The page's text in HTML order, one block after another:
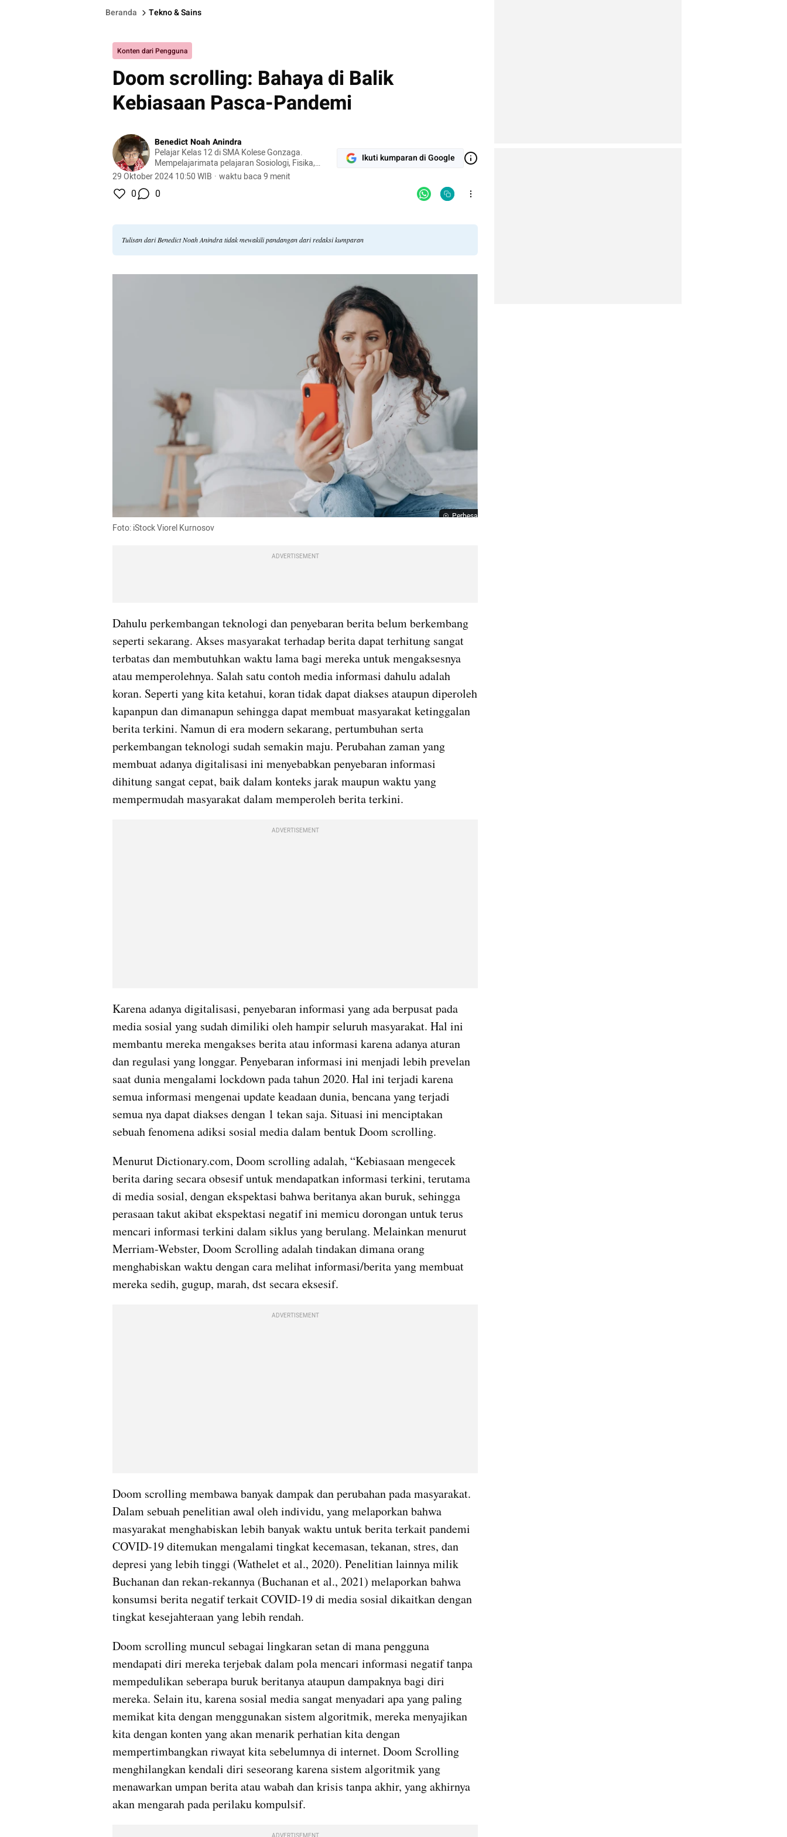
Beranda Tekno & Sains
Konten dari Pengguna
Doom scrolling: Bahaya di Balik
Kebiasaan Pasca-Pandemi
Benedict Noah Anindra
Pelajar Kelas 12 di SMA Kolese Gonzaga.
Mempelajarimata pelajaran Sosiologi, Fisika,
Bahasa Inggris, dan Bahasa Jepang.
29 Oktober 2024 10:50 WIB · waktu baca 9 menit
Ikuti kumparan di Google
0 0
Tulisan dari Benedict Noah Anindra tidak mewakili pandangan dari redaksi kumparan
Perbesar
Foto: iStock Viorel Kurnosov
ADVERTISEMENT
Dahulu perkembangan teknologi dan penyebaran berita belum berkembang
seperti sekarang. Akses masyarakat terhadap berita dapat terhitung sangat
terbatas dan membutuhkan waktu lama bagi mereka untuk mengaksesnya
atau memperolehnya. Salah satu contoh media informasi dahulu adalah
koran. Seperti yang kita ketahui, koran tidak dapat diakses ataupun diperoleh
kapanpun dan dimanapun sehingga dapat membuat masyarakat ketinggalan
berita terkini. Namun di era modern sekarang, pertumbuhan serta
perkembangan teknologi sudah semakin maju. Perubahan zaman yang
membuat adanya digitalisasi ini menyebabkan penyebaran informasi
dihitung sangat cepat, baik dalam konteks jarak maupun waktu yang
mempermudah masyarakat dalam memperoleh berita terkini.
ADVERTISEMENT
Karena adanya digitalisasi, penyebaran informasi yang ada berpusat pada
media sosial yang sudah dimiliki oleh hampir seluruh masyarakat. Hal ini
membantu mereka mengakses berita atau informasi karena adanya aturan
dan regulasi yang longgar. Penyebaran informasi ini menjadi lebih prevelan
saat dunia mengalami lockdown pada tahun 2020. Hal ini terjadi karena
semua informasi mengenai update keadaan dunia, bencana yang terjadi
semua nya dapat diakses dengan 1 tekan saja. Situasi ini menciptakan
sebuah fenomena adiksi sosial media dalam bentuk Doom scrolling.
Menurut Dictionary.com, Doom scrolling adalah, “Kebiasaan mengecek
berita daring secara obsesif untuk mendapatkan informasi terkini, terutama
di media sosial, dengan ekspektasi bahwa beritanya akan buruk, sehingga
perasaan takut akibat ekspektasi negatif ini memicu dorongan untuk terus
mencari informasi terkini dalam siklus yang berulang. Melainkan menurut
Merriam-Webster, Doom Scrolling adalah tindakan dimana orang
menghabiskan waktu dengan cara melihat informasi/berita yang membuat
mereka sedih, gugup, marah, dst secara eksesif.
ADVERTISEMENT
Doom scrolling membawa banyak dampak dan perubahan pada masyarakat.
Dalam sebuah penelitian awal oleh individu, yang melaporkan bahwa
masyarakat menghabiskan lebih banyak waktu untuk berita terkait pandemi
COVID-19 ditemukan mengalami tingkat kecemasan, tekanan, stres, dan
depresi yang lebih tinggi (Wathelet et al., 2020). Penelitian lainnya milik
Buchanan dan rekan-rekannya (Buchanan et al., 2021) melaporkan bahwa
konsumsi berita negatif terkait COVID-19 di media sosial dikaitkan dengan
tingkat kesejahteraan yang lebih rendah.
Doom scrolling muncul sebagai lingkaran setan di mana pengguna
mendapati diri mereka terjebak dalam pola mencari informasi negatif tanpa
mempedulikan seberapa buruk beritanya ataupun dampaknya bagi diri
mereka. Selain itu, karena sosial media sangat menyadari apa yang paling
memikat kita dengan menggunakan sistem algoritmik, mereka menyajikan
kita dengan konten yang akan menarik perhatian kita dengan
mempertimbangkan riwayat kita sebelumnya di internet. Doom Scrolling
menghilangkan kendali diri seseorang karena sistem algoritmik yang
menawarkan umpan berita atau wabah dan krisis tanpa akhir, yang akhirnya
akan mengarah pada perilaku kompulsif.